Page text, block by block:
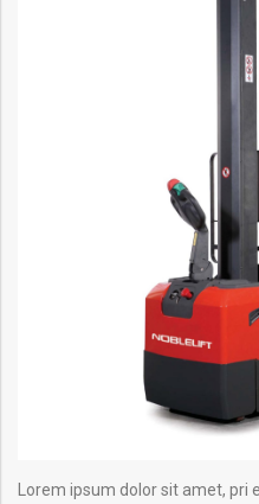
Lorem ipsum dolor sit amet,